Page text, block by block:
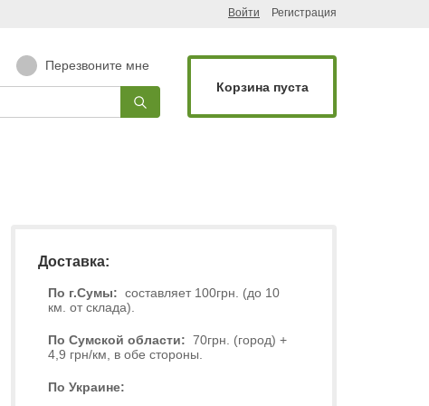
Войти Регистрация
Перезвоните мне
Корзина пуста
Доставка:
По г.Сумы: составляет 100грн. (до 10
км. от склада).
По Сумской области: 70грн. (город) +
4,9 грн/км, в обе стороны.
По Украине: